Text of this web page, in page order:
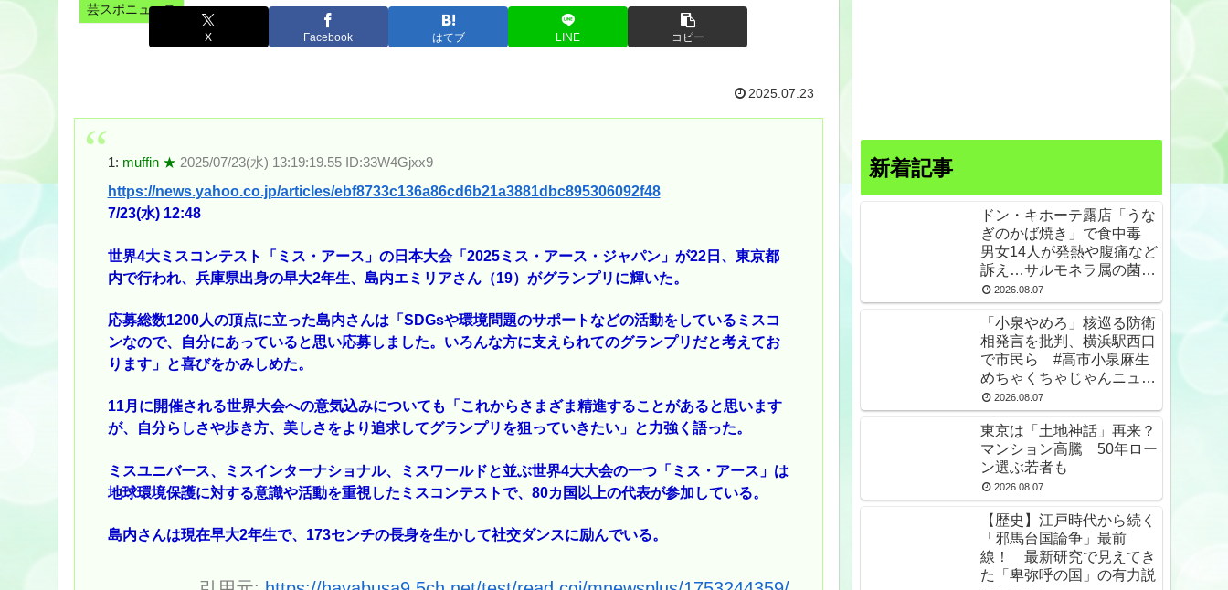
芸スポニュース
X Facebook はてブ LINE コピー
2025.07.23
1: muffin ★ 2025/07/23(水) 13:19:19.55 ID:33W4Gjxx9
https://news.yahoo.co.jp/articles/ebf8733c136a86cd6b21a3881dbc895306092f48
7/23(水) 12:48
世界4大ミスコンテスト「ミス・アース」の日本大会「2025ミス・アース・ジャパン」が22日、東京都
内で行われ、兵庫県出身の早大2年生、島内エミリアさん（19）がグランプリに輝いた。
応募総数1200人の頂点に立った島内さんは「SDGsや環境問題のサポートなどの活動をしているミスコ
ンなので、自分にあっていると思い応募しました。いろんな方に支えられてのグランプリだと考えてお
ります」と喜びをかみしめた。
11月に開催される世界大会への意気込みについても「これからさまざま精進することがあると思います
が、自分らしさや歩き方、美しさをより追求してグランプリを狙っていきたい」と力強く語った。
ミスユニバース、ミスインターナショナル、ミスワールドと並ぶ世界4大大会の一つ「ミス・アース」は
地球環境保護に対する意識や活動を重視したミスコンテストで、80カ国以上の代表が参加している。
島内さんは現在早大2年生で、173センチの長身を生かして社交ダンスに励んでいる。
新着記事
ドン・キホーテ露店「うな
ぎのかば焼き」で食中毒
男女14人が発熱や腹痛など
訴え…サルモネラ属の菌検
出2026.08.07
「小泉やめろ」核巡る防衛
相発言を批判、横浜駅西口
で市民ら #高市小泉麻生
めちゃくちゃじゃんニュー
スdeプロテスト
2026.08.07
東京は「土地神話」再来？
マンション高騰 50年ロー
ン選ぶ若者も
2026.08.07
【歴史】江戸時代から続く
「邪馬台国論争」最前
線！ 最新研究で見えてき
た「卑弥呼の国」の有力説